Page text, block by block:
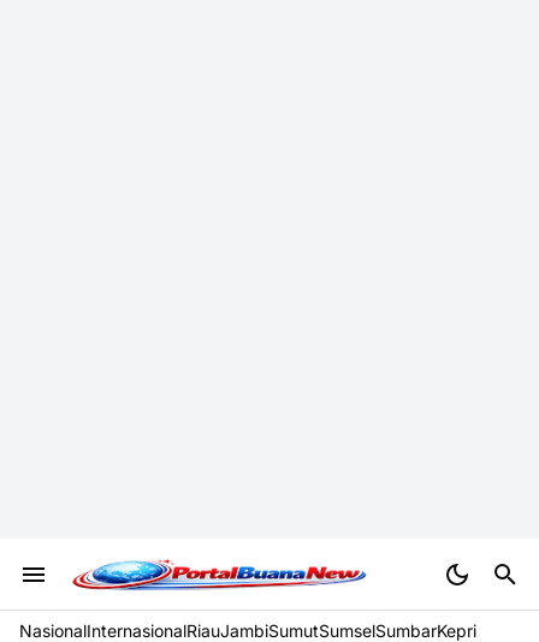
NasionalInternasionalRiauJambiSumutSumselSumbarKepri